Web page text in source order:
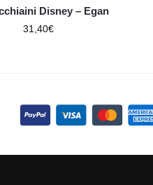
Disney – Egan
31,40€